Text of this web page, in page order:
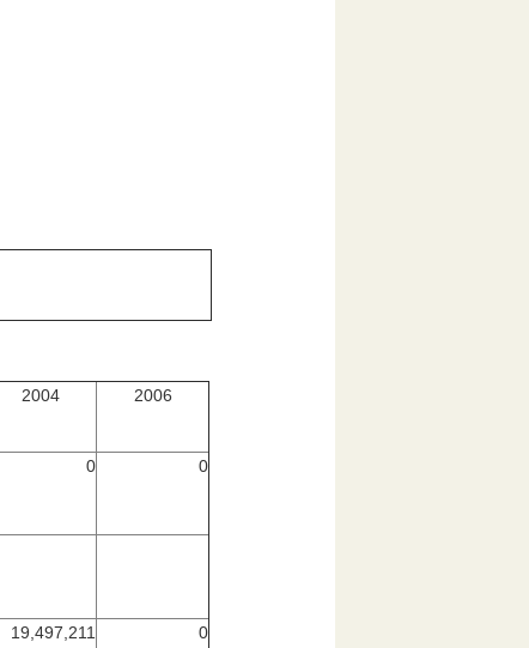
2004 2006
0 0
19,497,211 0